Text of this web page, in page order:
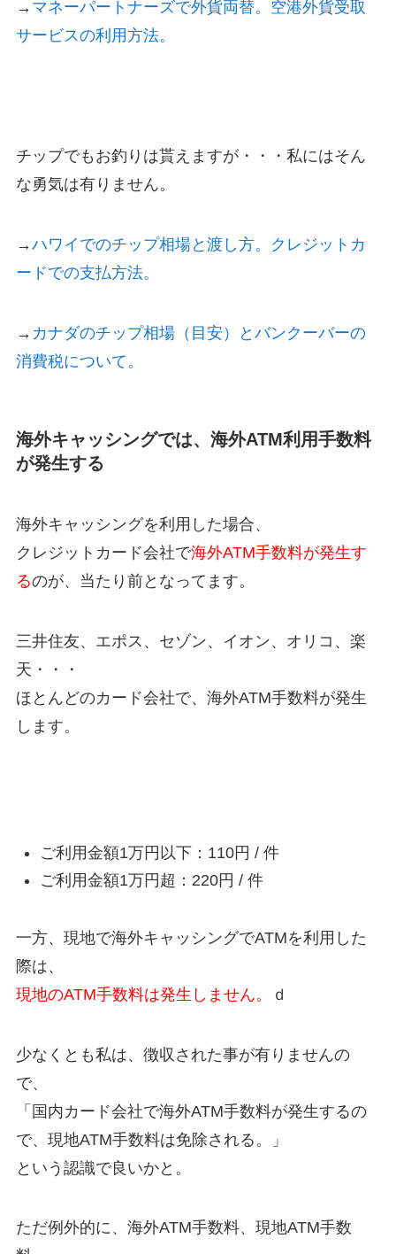
→ マネーパートナーズで外貨両替。空港外貨受取
サービスの利用方法。
チップでもお釣りは貰えますが・・・私にはそん
な勇気は有りません。
→ハワイでのチップ相場と渡し方。クレジットカ
ードでの支払方法。
→ カナダのチップ相場（目安）とバンクーバーの
消費税について。
海外キャッシングでは、海外ATM利用手数料
が発生する
海外キャッシングを利用した場合、
クレジットカード会社で海外ATM手数料が発生す
るのが、当たり前となってます。
三井住友、エポス、セゾン、イオン、オリコ、楽
天・・・
ほとんどのカード会社で、海外ATM手数料が発生
します。
ご利用金額1万円以下：110円 / 件
ご利用金額1万円超：220円 / 件
一方、現地で海外キャッシングでATMを利用した
際は、
現地のATM手数料は発生しません。
ｄ
少なくとも私は、徴収された事が有りませんの
で、
「国内カード会社で海外ATM手数料が発生するの
で、現地ATM手数料は免除される。」
という認識で良いかと。
ただ例外的に、海外ATM手数料、現地ATM手数